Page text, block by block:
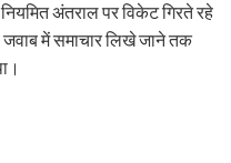
अंतराल पर विकेट गिरते रहे
में समाचार लिखे जाने तक